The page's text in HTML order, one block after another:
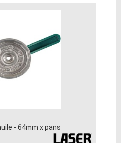
- 64mm x pans